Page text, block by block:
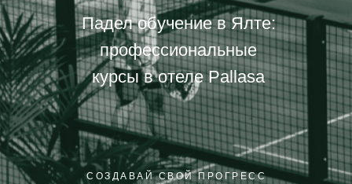
СОЗДАВАЙ СВОЙ ПРОГРЕСС
Падел обучение в Ялте:
профессиональные
курсы в отеле Pallasa